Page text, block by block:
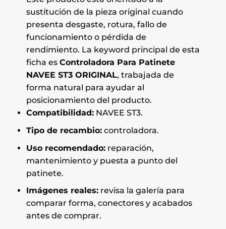
sustitución de la pieza original cuando
presenta desgaste, rotura, fallo de
funcionamiento o pérdida de
rendimiento. La keyword principal de esta
ficha es Controladora Para Patinete
NAVEE ST3 ORIGINAL, trabajada de
forma natural para ayudar al
posicionamiento del producto.
Compatibilidad:NAVEE ST3.
Tipo de recambio:controladora.
Uso recomendado:reparación,
mantenimiento y puesta a punto del
patinete.
Imágenes reales:revisa la galería para
comparar forma, conectores y acabados
antes de comprar.